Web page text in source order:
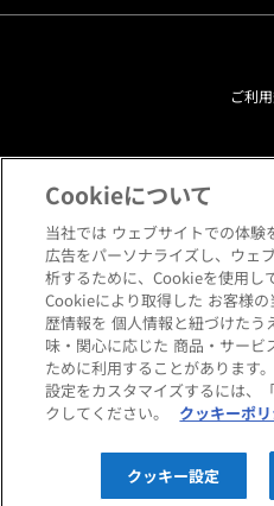
Copyright © HANKYU HOME
ご利
プライバシ
クッキー
閲覧環境
サイト
Cookieについて
当社では ウェブサイトでの体験
広告をパーソナライズし、ウェ
析するために、Cookieを使用し
Cookieにより取得した お客様
歴情報を 個人情報と紐づけたう
味・関心に応じた 商品・サービ
ために利用することがあります
設定をカスタマイズするには、
クしてください。
クッキーポ
クッキー設定